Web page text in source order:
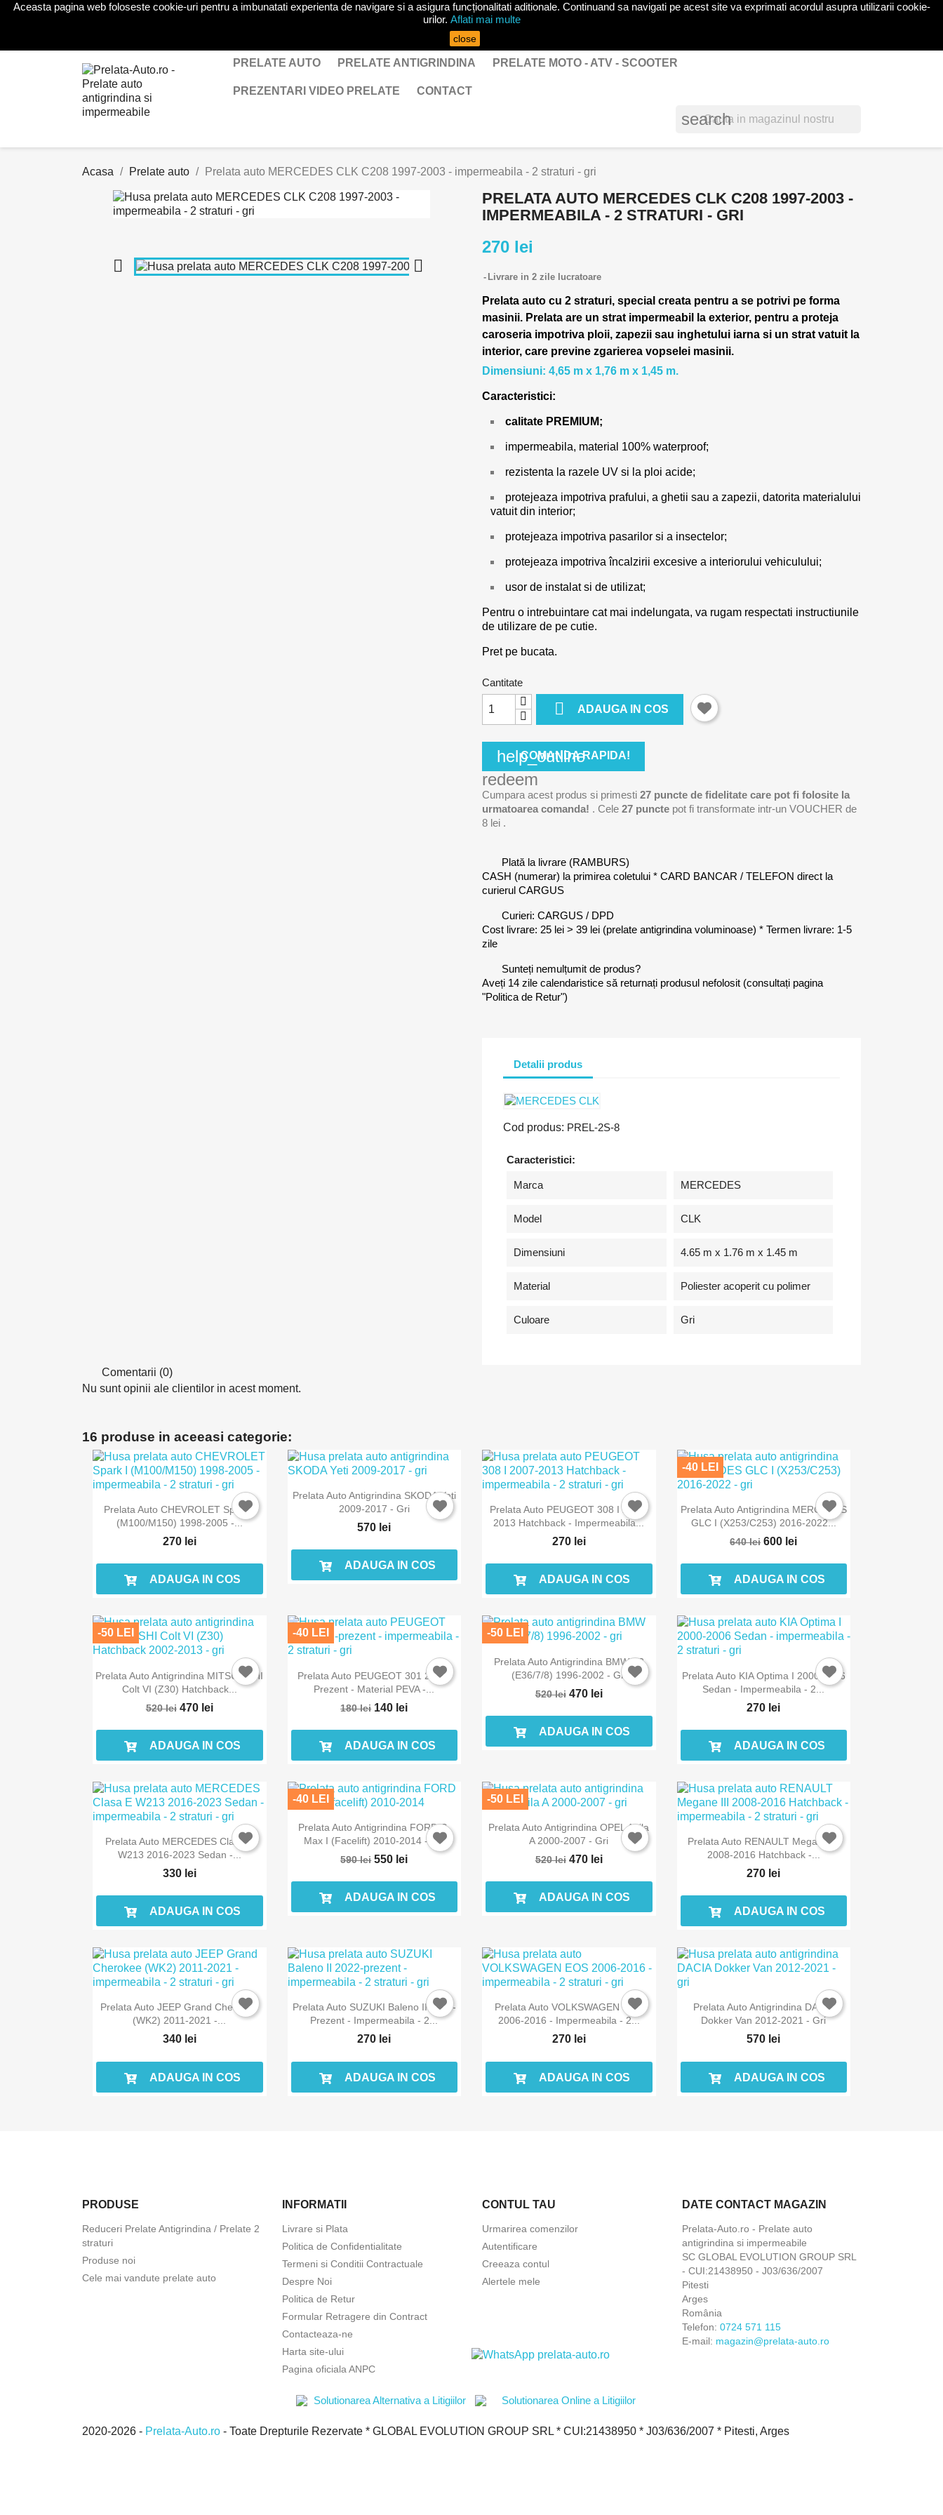
shopping_cart
PRELATE AUTO PRELATE ANTIGRINDINA PRELATE MOTO - ATV - SCOOTER
PREZENTARI VIDEO PRELATE CONTACT
search
Acasa Prelate auto Prelata auto MERCEDES CLK C208 1997-2003 - impermeabila - 2 straturi - gri
 
PRELATA AUTO MERCEDES CLK C208 1997-2003 -
IMPERMEABILA - 2 STRATURI - GRI
270 lei
Livrare in 2 zile lucratoare
Prelata auto cu 2 straturi, special creata pentru a se potrivi pe forma
masinii. Prelata are un strat impermeabil la exterior, pentru a proteja
caroseria impotriva ploii, zapezii sau inghetului iarna si un strat vatuit la
interior, care previne zgarierea vopselei masinii.
Dimensiuni: 4,65 m x 1,76 m x 1,45 m.
Caracteristici:
calitate PREMIUM;
impermeabila, material 100% waterproof;
rezistenta la razele UV si la ploi acide;
protejeaza impotriva prafului, a ghetii sau a zapezii, datorita materialului
vatuit din interior;
protejeaza impotriva pasarilor si a insectelor;
protejeaza impotriva încalzirii excesive a interiorului vehiculului;
usor de instalat si de utilizat;
Pentru o intrebuintare cat mai indelungata, va rugam respectati instructiunile
de utilizare de pe cutie.
Pret pe bucata.
Cantitate
 ADAUGA IN COS
help_outline
COMANDA RAPIDA!
redeem
Cumpara acest produs si primesti 27 puncte de fidelitate care pot fi folosite la
urmatoarea comanda! . Cele 27 puncte pot fi transformate intr-un VOUCHER de
8 lei .
Plată la livrare (RAMBURS)
CASH (numerar) la primirea coletului * CARD BANCAR / TELEFON direct la
curierul CARGUS
Curieri: CARGUS / DPD
Cost livrare: 25 lei > 39 lei (prelate antigrindina voluminoase) * Termen livrare: 1-5
zile
Sunteți nemulțumit de produs?
Aveți 14 zile calendaristice să returnați produsul nefolosit (consultați pagina
"Politica de Retur")
Detalii produs
Cod produs: PREL-2S-8
Caracteristici:
Marca MERCEDES
Model CLK
Dimensiuni 4.65 m x 1.76 m x 1.45 m
Material Poliester acoperit cu polimer
Culoare Gri
Comentarii (0)
Nu sunt opinii ale clientilor in acest moment.
16 produse in aceeasi categorie:
Prelata Auto CHEVROLET Spark I
(M100/M150) 1998-2005 -...
270 lei
ADAUGA IN COS
Prelata Auto Antigrindina SKODA Yeti
2009-2017 - Gri
570 lei
ADAUGA IN COS
Prelata Auto PEUGEOT 308 I 2007-
2013 Hatchback - Impermeabila...
270 lei
ADAUGA IN COS
Prelata Auto Antigrindina MERCEDES
GLC I (X253/C253) 2016-2022...
640 lei 600 lei
-40 LEI
ADAUGA IN COS
Prelata Auto Antigrindina MITSUBISHI
Colt VI (Z30) Hatchback...
520 lei 470 lei
-50 LEI
ADAUGA IN COS
Prelata Auto PEUGEOT 301 2012-
Prezent - Material PEVA -...
180 lei 140 lei
-40 LEI
ADAUGA IN COS
Prelata Auto Antigrindina BMW Z3
(E36/7/8) 1996-2002 - Gri
520 lei 470 lei
-50 LEI
ADAUGA IN COS
Prelata Auto KIA Optima I 2000-2006
Sedan - Impermeabila - 2...
270 lei
ADAUGA IN COS
Prelata Auto MERCEDES Clasa E
W213 2016-2023 Sedan -...
330 lei
ADAUGA IN COS
Prelata Auto Antigrindina FORD S-
Max I (facelift) 2010-2014 - Gri
590 lei 550 lei
-40 LEI
ADAUGA IN COS
Prelata Auto Antigrindina OPEL Agila
A 2000-2007 - Gri
520 lei 470 lei
-50 LEI
ADAUGA IN COS
Prelata Auto RENAULT Megane III
2008-2016 Hatchback -...
270 lei
ADAUGA IN COS
Prelata Auto JEEP Grand Cherokee
(WK2) 2011-2021 -...
340 lei
ADAUGA IN COS
Prelata Auto SUZUKI Baleno II 2022-
Prezent - Impermeabila - 2...
270 lei
ADAUGA IN COS
Prelata Auto VOLKSWAGEN EOS
2006-2016 - Impermeabila - 2...
270 lei
ADAUGA IN COS
Prelata Auto Antigrindina DACIA
Dokker Van 2012-2021 - Gri
570 lei
ADAUGA IN COS
PRODUSE
Reduceri Prelate Antigrindina / Prelate 2
straturi
Produse noi
Cele mai vandute prelate auto
INFORMATII
Livrare si Plata
Politica de Confidentialitate
Termeni si Conditii Contractuale
Despre Noi
Politica de Retur
Formular Retragere din Contract
Contacteaza-ne
Harta site-ului
Pagina oficiala ANPC
CONTUL TAU
Urmarirea comenzilor
Autentificare
Creeaza contul
Alertele mele
DATE CONTACT MAGAZIN
Prelata-Auto.ro - Prelate auto
antigrindina si impermeabile
SC GLOBAL EVOLUTION GROUP SRL
- CUI:21438950 - J03/636/2007
Pitesti
Arges
România
Telefon: 0724 571 115
E-mail: magazin@prelata-auto.ro
Aceasta pagina web foloseste cookie-uri pentru a imbunatati experienta de navigare si a asigura funcționalitati aditionale. Continuand sa navigati pe acest site va exprimati acordul asupra utilizarii cookie-
urilor. Aflati mai multe
close
2020-2026 - Prelata-Auto.ro - Toate Drepturile Rezervate * GLOBAL EVOLUTION GROUP SRL * CUI:21438950 * J03/636/2007 * Pitesti, Arges
Intra in cont ×
Trebuie sa fi logat in contul de client pentru a salva produse in Lista de
Favorite.
Anuleaza Intra in cont